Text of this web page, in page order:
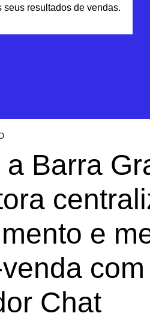
resultados de vendas.
a Barra
e
com
Chat